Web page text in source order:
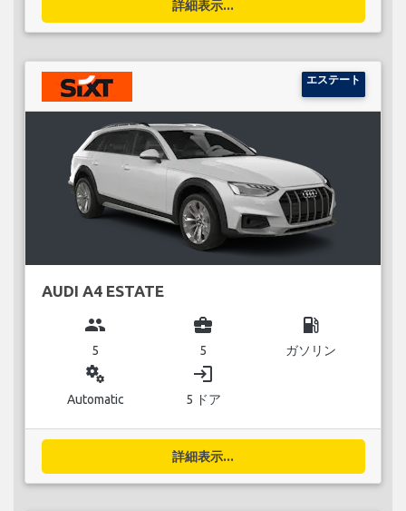
詳細表示...
エステート
AUDI A4 ESTATE
group
5
business_center
5
local_gas_station
ガソリン
miscellaneous_services
Automatic
login
5 ドア
詳細表示...